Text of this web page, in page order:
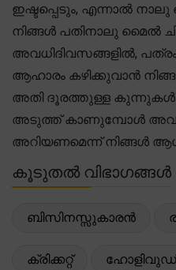
ഇഷ്ടപ്പെടും, എന്നാൽ
നിങ്ങൾ പതിനാലു മൈൽ
അവധിദിവസങ്ങളിൽ,
ആഹാരം കഴിക്കുവാൻ
അതി ദൂരത്തുള്ള കുന്നുകൾ
അടുത്ത് കാണുമ്പോൾ അവ
അറിയണമെന്ന് നിങ്ങൾ
കൂടുതൽ വിഭാഗങ്ങൾ
ബിസിനസ്സുകാരൻ
ക്രിക്കറ്റ് ഹോളിവുഡ്